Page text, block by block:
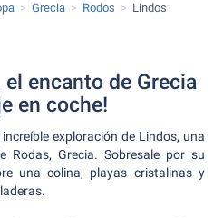
Grecia Rodos Lindos
el encanto de Grecia
en coche!
exploración de Lindos, una
Rodas, Grecia. Sobresale por su
una colina, playas cristalinas y